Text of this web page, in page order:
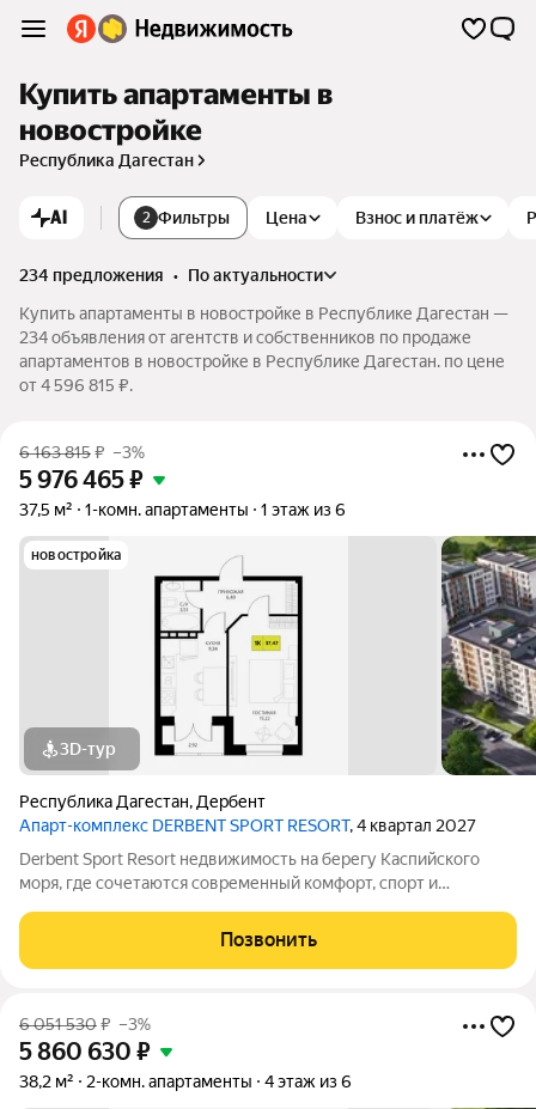
Купить апартаменты в
новостройке
Республика Дагестан
AI 2 Фильтры Цена Взнос и платёж
234 предложения •
по актуальности
Купить апартаменты в новостройке в Республике Дагестан —
234 объявления от агентств и собственников по продаже
апартаментов в новостройке в Республике Дагестан. по цене
от 4 596 815 ₽.
6 163 815₽ –3%
5 976 465₽
37,5 м² 1-комн. апартаменты 1 этаж из 6
новостройка
3D-тур
Республика Дагестан, Дербент
Апарт-комплекс DERBENT SPORT RESORT, 4 квартал 2027
Derbent Sport Resort недвижимость на берегу Каспийского
моря, где сочетаются современный комфорт, спорт и
учитывают все потребности современных
Позвонить
6 051 530₽ –3%
5 860 630 ₽
38,2 м² 2-комн. апартаменты 4 этаж из 6